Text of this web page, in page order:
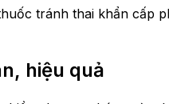
tránh thai khẩn cấp
hiệu quả